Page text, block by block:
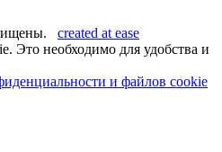
created at ease
Это необходимо для удобства и
и файлов cookie